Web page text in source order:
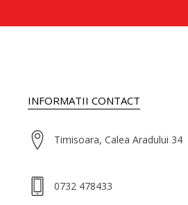
INFORMATII CONTACT
Timisoara, Calea Aradului 34
0732 478433